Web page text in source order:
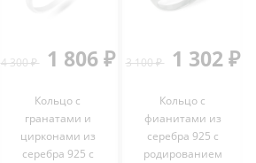
4 300 ₽ 1 806 ₽
Кольцо с
гранатами и
цирконами из
серебра 925 с
3 100 ₽ 1 302 ₽
Кольцо с
фианитами из
серебра 925 с
родированием